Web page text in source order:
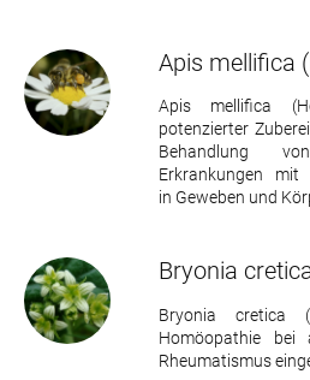
Apis mellifica
Apis mellifica
potenzierter
Behandlung
Erkrankungen mit
in Geweben und
Bryonia
Bryonia cretica
Homöopathie bei
Rheumatismus